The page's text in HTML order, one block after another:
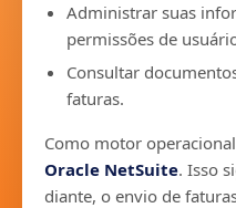
Administrar suas
permissões de
Consultar
faturas.
Como motor
Oracle NetSuite. Isso
diante, o envio de